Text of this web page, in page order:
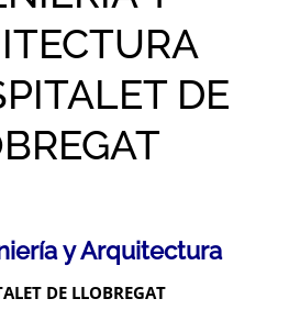
DE
y Arquitectura
DE LLOBREGAT